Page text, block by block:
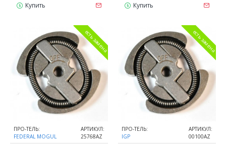
Купить Купить
есть замена
ПРО-ТЕЛЬ:
FEDERAL MOGUL
АРТИКУЛ:
25768AZ
есть замена
ПРО-ТЕЛЬ:
IGP
АРТИКУЛ:
00100AZ